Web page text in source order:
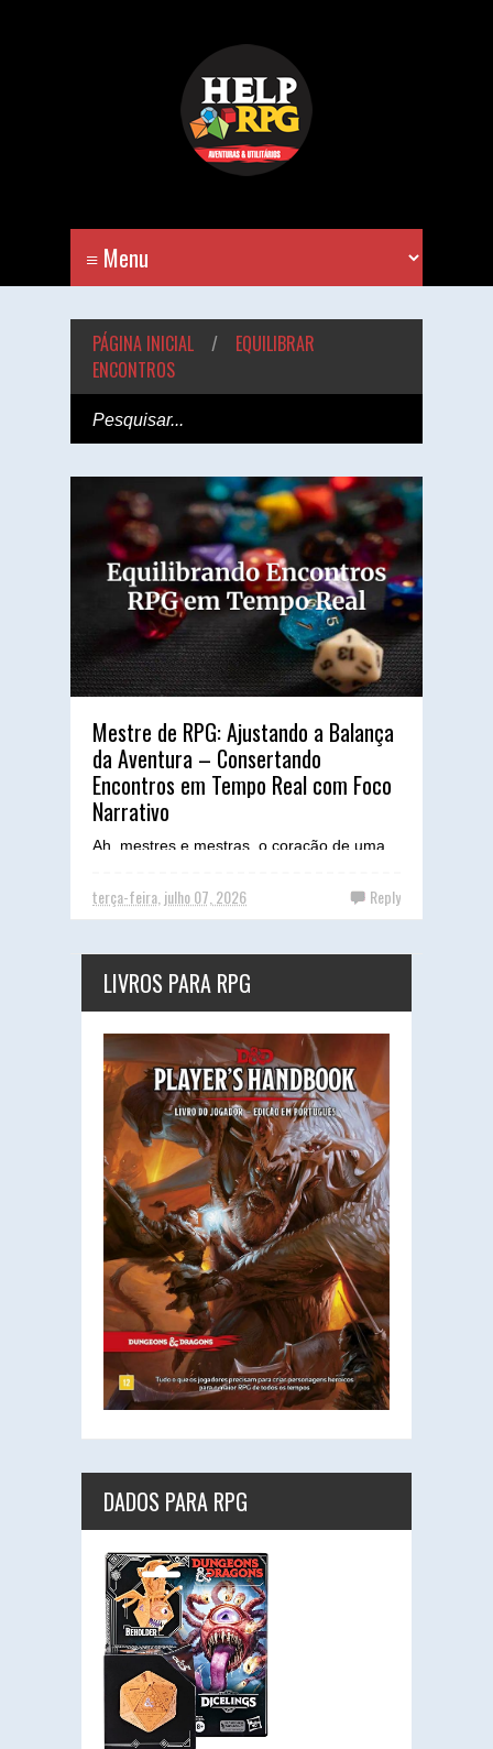
PÁGINA INICIAL /
EQUILIBRAR
ENCONTROS
Mestre de RPG: Ajustando a Balança
da Aventura – Consertando
Encontros em Tempo Real com Foco
Narrativo
Ah, mestres e mestras, o coração de uma
encontros. Seja um confronto épico com um
dragão ou um intr...
terça-feira, julho 07, 2026 Reply
LIVROS PARA RPG
DADOS PARA RPG